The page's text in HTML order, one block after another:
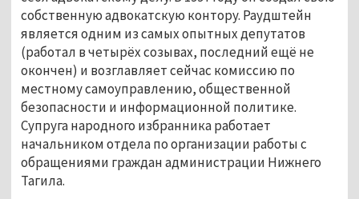
собственную адвокатскую контору. Раудштейн
является одним из самых опытных депутатов
(работал в четырёх созывах, последний ещё не
окончен) и возглавляет сейчас комиссию по
местному самоуправлению, общественной
безопасности и информационной политике.
Супруга народного избранника работает
начальником отдела по организации работы с
обращениями граждан администрации Нижнего
Тагила.